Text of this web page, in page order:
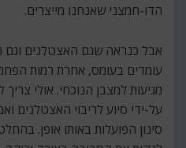
הדו-חמצני שאנחנו מייצרים.
אבל כנראה שגם האצטלנים וגם
עומדים בעומס, אחרת רמות
מגיעות למצבן הנוכחי. אולי
על-ידי סיוע לריבוי האצטלנים
סינון הפועלות באותו אופן.